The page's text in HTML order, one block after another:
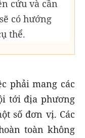
cứu và cần
có hướng
thể.
phải mang các
tới địa phương
số đơn vị. Các
toàn không